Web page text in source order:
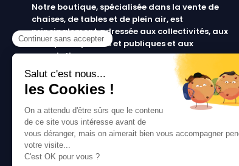
Notre boutique, spécialisée dans la vente de
chaises, de tables et de plein air, est
principalement adressée aux collectivités, aux
entreprises privées et publiques et aux
associations.
Infos et contact au
Votre compte
informations personnelles
commandes